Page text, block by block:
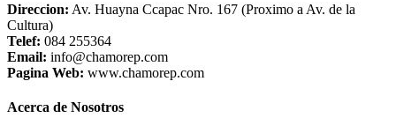
Direccion: Av. Huayna Ccapac Nro. 167 (Proximo a Av. de la
Cultura)
Telef: 084 255364
Email: info@chamorep.com
Pagina Web: www.chamorep.com
Acerca de Nosotros